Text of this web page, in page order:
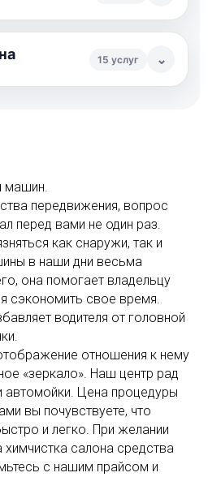
15 услуг ⌄
машин.
передвижения, вопрос
перед вами не один раз.
как снаружи, так и
в наши дни весьма
она помогает владельцу
сэкономить свое время.
водителя от головной
отношения к нему
«зеркало». Наш центр рад
автомойки. Цена процедуры
вы почувствуете, что
и легко. При желании
салона средства
с нашим прайсом и